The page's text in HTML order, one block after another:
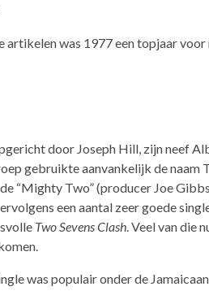
artikelen was 1977 een topjaar
door Joseph Hill, zijn neef
gebruikte aanvankelijk de naam
“Mighty Two” (producer Joe
een aantal zeer goede
Two Sevens Clash. Veel van die
was populair onder de